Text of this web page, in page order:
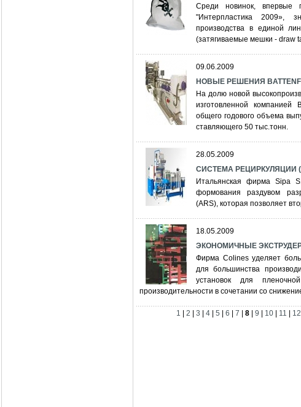
Среди новинок, впервые
"Интерпластика 2009»,
производства в единой
(затягиваемые мешки - draw
09.06.2009
НОВЫЕ РЕШЕНИЯ
На долю новой
изготовленной компанией
общего годового объема
ставляющего 50 тыс.тонн.
28.05.2009
СИСТЕМА РЕЦИРКУЛЯЦИИ
Итальянская фирма Sipa
формования раздувом
(ARS), которая позволяет
18.05.2009
ЭКОНОМИЧНЫЕ
Фирма Colines уделяет
для большинства
установок для
производительности в сочетании со
1 2 3 4| 5 6 7 8| 9 10| 11 12